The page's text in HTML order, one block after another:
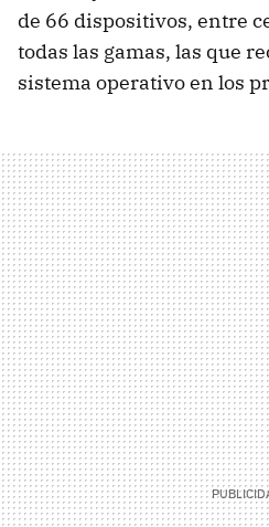
de 66 dispositivos, entre
todas las gamas, las que
sistema operativo en los